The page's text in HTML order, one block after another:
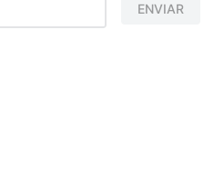
ENVIAR